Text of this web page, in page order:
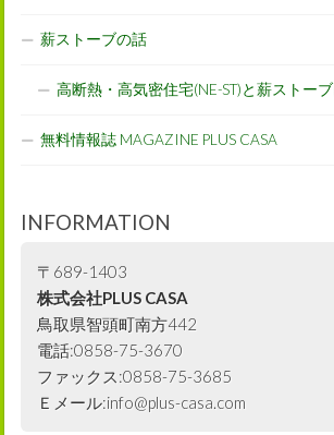
薪ストーブの話
高断熱・高気密住宅(NE-ST)と薪ストー
無料情報誌 MAGAZINE PLUS CASA
INFORMATION
〒689-1403
株式会社PLUS CASA
鳥取県智頭町南方442
電話:0858-75-3670
ファックス:0858-75-3685
Ｅメール:info@plus-casa.com